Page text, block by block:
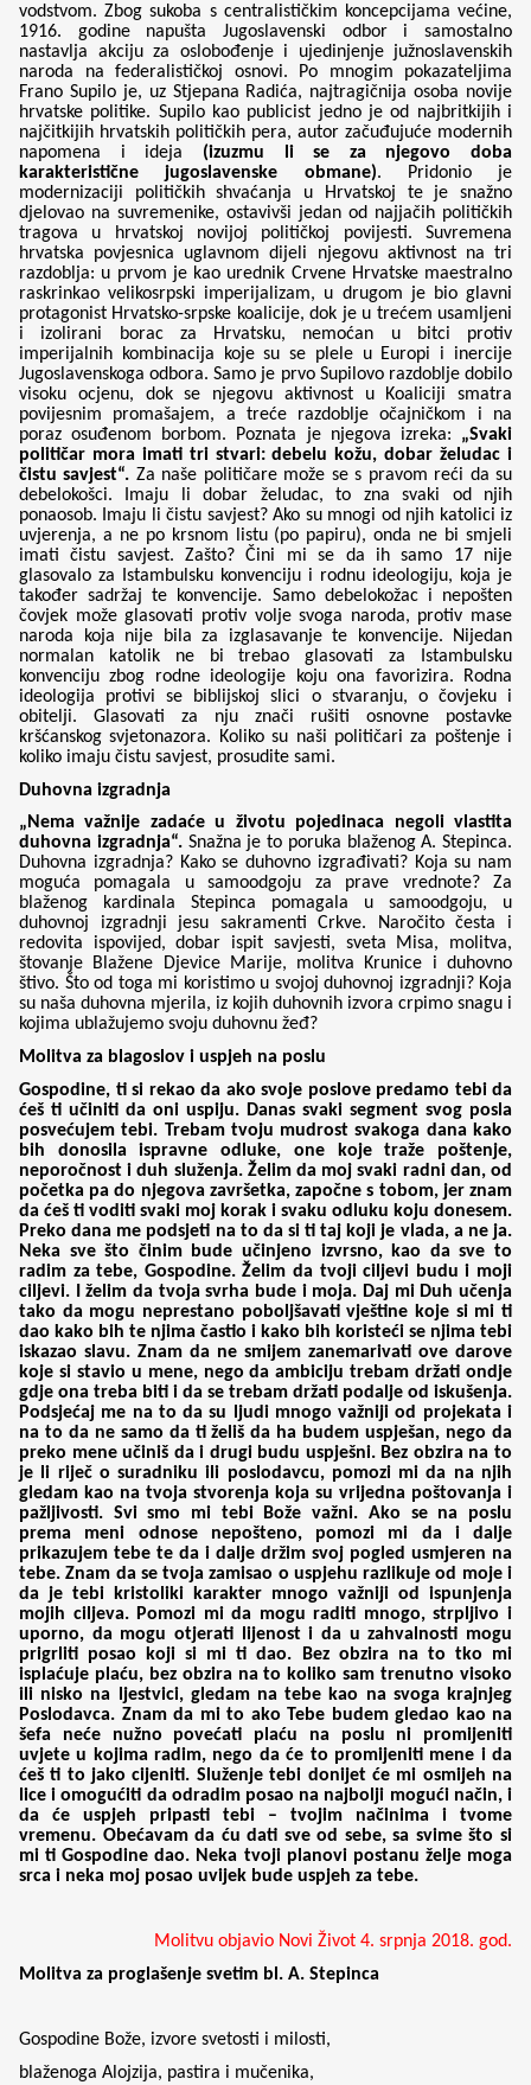
vodstvom. Zbog sukoba s centralističkim koncepcijama većine,
1916. godine napušta Jugoslavenski odbor i samostalno
nastavlja akciju za oslobođenje i ujedinjenje južnoslavenskih
naroda na federalističkoj osnovi. Po mnogim pokazateljima
Frano Supilo je, uz Stjepana Radića, najtragičnija osoba novije
hrvatske politike. Supilo kao publicist jedno je od najbritkijih i
najčitkijih hrvatskih političkih pera, autor začuđujuće modernih
napomena i ideja (izuzmu li se za njegovo doba
karakteristične jugoslavenske obmane). Pridonio je
modernizaciji političkih shvaćanja u Hrvatskoj te je snažno
djelovao na suvremenike, ostavivši jedan od najjačih političkih
tragova u hrvatskoj novijoj političkoj povijesti. Suvremena
hrvatska povjesnica uglavnom dijeli njegovu aktivnost na tri
razdoblja: u prvom je kao urednik Crvene Hrvatske maestralno
raskrinkao velikosrpski imperijalizam, u drugom je bio glavni
protagonist Hrvatsko-srpske koalicije, dok je u trećem usamljeni
i izolirani borac za Hrvatsku, nemoćan u bitci protiv
imperijalnih kombinacija koje su se plele u Europi i inercije
Jugoslavenskoga odbora. Samo je prvo Supilovo razdoblje dobilo
visoku ocjenu, dok se njegovu aktivnost u Koaliciji smatra
povijesnim promašajem, a treće razdoblje očajničkom i na
poraz osuđenom borbom. Poznata je njegova izreka: „Svaki
političar mora imati tri stvari: debelu kožu, dobar želudac i
čistu savjest“. Za naše političare može se s pravom reći da su
debelokošci. Imaju li dobar želudac, to zna svaki od njih
ponaosob. Imaju li čistu savjest? Ako su mnogi od njih katolici iz
uvjerenja, a ne po krsnom listu (po papiru), onda ne bi smjeli
imati čistu savjest. Zašto? Čini mi se da ih samo 17 nije
glasovalo za Istambulsku konvenciju i rodnu ideologiju, koja je
također sadržaj te konvencije. Samo debelokožac i nepošten
čovjek može glasovati protiv volje svoga naroda, protiv mase
naroda koja nije bila za izglasavanje te konvencije. Nijedan
normalan katolik ne bi trebao glasovati za Istambulsku
konvenciju zbog rodne ideologije koju ona favorizira. Rodna
ideologija protivi se biblijskoj slici o stvaranju, o čovjeku i
obitelji. Glasovati za nju znači rušiti osnovne postavke
kršćanskog svjetonazora. Koliko su naši političari za poštenje i
koliko imaju čistu savjest, prosudite sami.
Duhovna izgradnja
„Nema važnije zadaće u životu pojedinaca negoli vlastita
duhovna izgradnja“. Snažna je to poruka blaženog A. Stepinca.
Duhovna izgradnja? Kako se duhovno izgrađivati? Koja su nam
moguća pomagala u samoodgoju za prave vrednote? Za
blaženog kardinala Stepinca pomagala u samoodgoju, u
duhovnoj izgradnji jesu sakramenti Crkve. Naročito česta i
redovita ispovijed, dobar ispit savjesti, sveta Misa, molitva,
štovanje Blažene Djevice Marije, molitva Krunice i duhovno
štivo. Što od toga mi koristimo u svojoj duhovnoj izgradnji? Koja
su naša duhovna mjerila, iz kojih duhovnih izvora crpimo snagu i
kojima ublažujemo svoju duhovnu žeđ?
Molitva za blagoslov i uspjeh na poslu
Gospodine, ti si rekao da ako svoje poslove predamo tebi da
ćeš ti učiniti da oni uspiju. Danas svaki segment svog posla
posvećujem tebi. Trebam tvoju mudrost svakoga dana kako
bih donosila ispravne odluke, one koje traže poštenje,
neporočnost i duh služenja. Želim da moj svaki radni dan, od
početka pa do njegova završetka, započne s tobom, jer znam
da ćeš ti voditi svaki moj korak i svaku odluku koju donesem.
Preko dana me podsjeti na to da si ti taj koji je vlada, a ne ja.
Neka sve što činim bude učinjeno izvrsno, kao da sve to
radim za tebe, Gospodine. Želim da tvoji ciljevi budu i moji
ciljevi. I želim da tvoja svrha bude i moja. Daj mi Duh učenja
tako da mogu neprestano poboljšavati vještine koje si mi ti
dao kako bih te njima častio i kako bih koristeći se njima tebi
iskazao slavu. Znam da ne smijem zanemarivati ove darove
koje si stavio u mene, nego da ambiciju trebam držati ondje
gdje ona treba biti i da se trebam držati podalje od iskušenja.
Podsjećaj me na to da su ljudi mnogo važniji od projekata i
na to da ne samo da ti želiš da ha budem uspješan, nego da
preko mene učiniš da i drugi budu uspješni. Bez obzira na to
je li riječ o suradniku ili poslodavcu, pomozi mi da na njih
gledam kao na tvoja stvorenja koja su vrijedna poštovanja i
pažljivosti. Svi smo mi tebi Bože važni. Ako se na poslu
prema meni odnose nepošteno, pomozi mi da i dalje
prikazujem tebe te da i dalje držim svoj pogled usmjeren na
tebe. Znam da se tvoja zamisao o uspjehu razlikuje od moje i
da je tebi kristoliki karakter mnogo važniji od ispunjenja
mojih ciljeva. Pomozi mi da mogu raditi mnogo, strpljivo i
uporno, da mogu otjerati lijenost i da u zahvalnosti mogu
prigrliti posao koji si mi ti dao. Bez obzira na to tko mi
isplaćuje plaću, bez obzira na to koliko sam trenutno visoko
ili nisko na ljestvici, gledam na tebe kao na svoga krajnjeg
Poslodavca. Znam da mi to ako Tebe budem gledao kao na
šefa neće nužno povećati plaću na poslu ni promijeniti
uvjete u kojima radim, nego da će to promijeniti mene i da
ćeš ti to jako cijeniti. Služenje tebi donijet će mi osmijeh na
lice i omogućiti da odradim posao na najbolji mogući način, i
da će uspjeh pripasti tebi – tvojim načinima i tvome
vremenu. Obećavam da ću dati sve od sebe, sa svime što si
mi ti Gospodine dao. Neka tvoji planovi postanu želje moga
srca i neka moj posao uvijek bude uspjeh za tebe.
Molitvu objavio Novi Život 4. srpnja 2018. god.
Molitva za proglašenje svetim bl. A. Stepinca
Gospodine Bože, izvore svetosti i milosti,
blaženoga Alojzija, pastira i mučenika,